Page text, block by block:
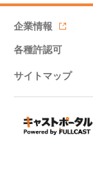
企業情報
各種許認可
サイトマップ